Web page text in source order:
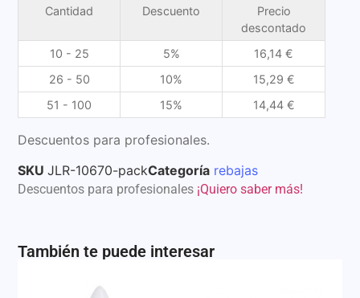
Cantidad Descuento
Precio
descontado
10 - 25
5% 16,14€
26 - 50
10% 15,29 €
51 - 100
15% 14,44 €
Descuentos para profesionales.
SKUJLR-10670-packCategoría rebajas
Descuentos para profesionales ¡Quiero saber más!
También te puede interesar